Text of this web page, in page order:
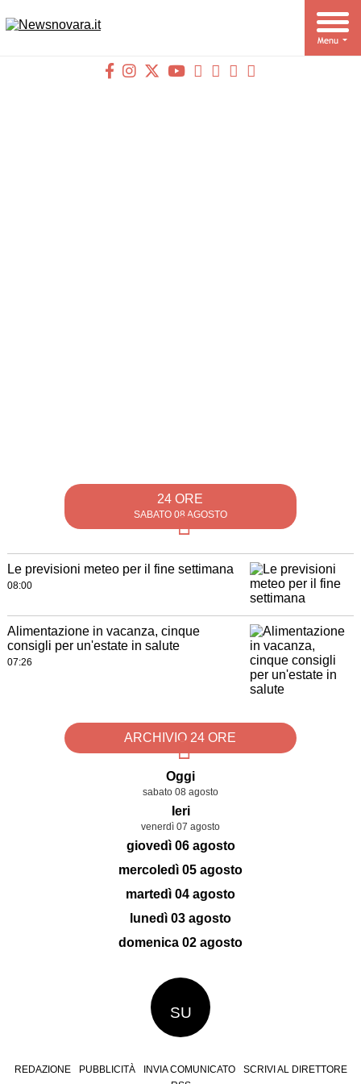
24 ORE
SABATO 08 AGOSTO
Le previsioni meteo per il fine settimana
08:00
Alimentazione in vacanza, cinque
consigli per un'estate in salute
07:26
ARCHIVIO 24 ORE
Oggi
sabato 08 agosto
Ieri
venerdì 07 agosto
giovedì 06 agosto
mercoledì 05 agosto
martedì 04 agosto
lunedì 03 agosto
domenica 02 agosto
SU
REDAZIONE PUBBLICITÀ INVIA COMUNICATO
SCRIVI AL DIRETTORE